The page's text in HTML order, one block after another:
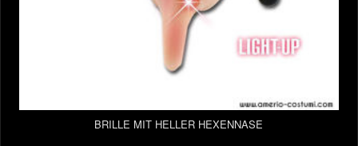
BRILLE MIT HELLER HEXENNASE